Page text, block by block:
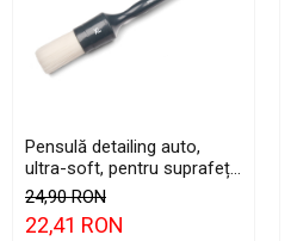
Pensulă detailing auto,
ultra-soft, pentru suprafețe
delicate - GTools Brush XL
24,90 RON
22,41 RON